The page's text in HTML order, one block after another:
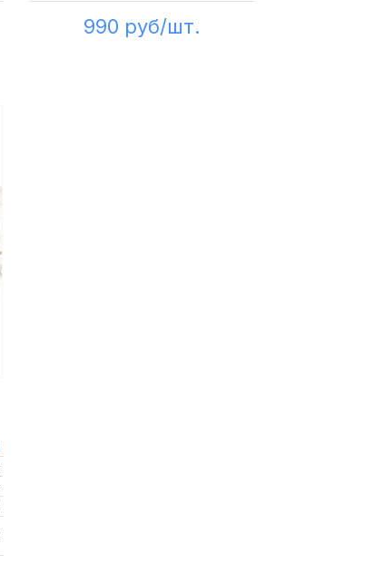
990 руб/шт.